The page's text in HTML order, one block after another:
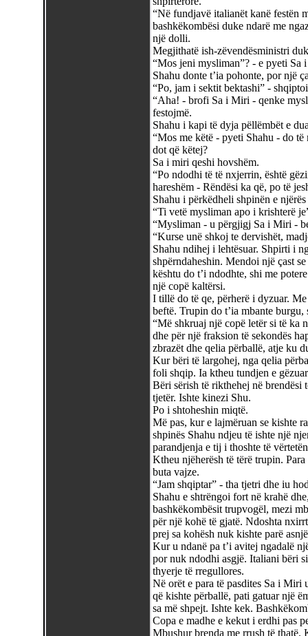
“Në fundjavë italianët kanë festën
bashkëkombësi duke ndarë me
një dolli.
Megjithatë ish-zëvendësministri
“Mos jeni mysliman”? - e pyeti Sa
Shahu donte t’ia pohonte, por një
“Po, jam i sektit bektashi” -
“Aha! - brofi Sa i Miri - qenke
festojmë.
Shahu i kapi të dyja pëllëmbët e
“Mos me këtë - pyeti Shahu - do të
dot që këtej?
Sa i miri qeshi hovshëm.
“Po ndodhi të të nxjerrin, është
hareshëm - Rëndësi ka që, po të
Shahu i përkëdheli shpinën e
“Ti vetë mysliman apo i krishterë
“Mysliman - u përgjigj Sa i Miri -
“Kurse unë shkoj te dervishët,
Shahu ndihej i lehtësuar. Shpirti i
shpërndaheshin. Mendoi një çast
kështu do t’i ndodhte, shi me
një copë kaltërsi.
I tillë do të qe, përherë i dyzuar.
beftë. Trupin do t’ia mbante
“Më shkruaj një copë letër si të ka
dhe për një fraksion të sekondës
zbrazët dhe qelia përballë, atje ku
Kur bëri të largohej, nga qelia
foli shqip. Ia ktheu tundjen e
Bëri sërish të rikthehej në
tjetër. Ishte kinezi Shu.
Po i shtoheshin miqtë.
Më pas, kur e lajmëruan se kishte
shpinës Shahu ndjeu të ishte një
parandjenja e tij i thoshte të
Ktheu njëherësh të tërë trupin.
buta vajze.
“Jam shqiptar” - tha tjetri dhe iu
Shahu e shtrëngoi fort në krahë
bashkëkombësit trupvogël, mezi
për një kohë të gjatë. Ndoshta
prej sa kohësh nuk kishte parë
Kur u ndanë pa t’i avitej ngadalë
por nuk ndodhi asgjë. Italiani bëri
thyerje të rregullores.
Në orët e para të pasdites Sa i Miri
që kishte përballë, pati gatuar një
sa më shpejt. Ishte kek.
Copa e madhe e kekut i erdhi pas
Mbushur brenda me rrush të thatë.